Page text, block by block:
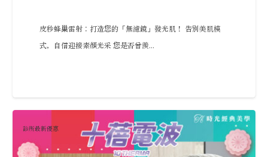
皮秒蜂巢雷射：打造您的「無濾鏡」發光肌！ 告別美肌模
式，自信迎接素顏光采 您是否曾羨...
診所最新優惠